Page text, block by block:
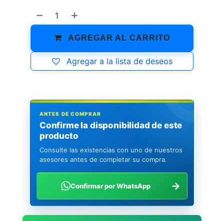
AGREGAR AL CARRITO
Agregar a la lista de deseos
ANTES DE COMPRAR
Confirme la disponibilidad de este
producto
Consulte las existencias con uno de nuestros
asesores antes de completar su compra.
Confirmar por WhatsApp →